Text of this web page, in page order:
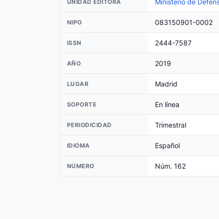
UNIDAD EDITORA Ministerio de
NIPO 083150901-0002
ISSN 2444-7587
AÑO 2019
LUGAR Madrid
SOPORTE En línea
PERIODICIDAD Trimestral
IDIOMA Español
NÚMERO Núm. 162